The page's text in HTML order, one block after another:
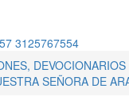
3125767554
SEÑORA DE